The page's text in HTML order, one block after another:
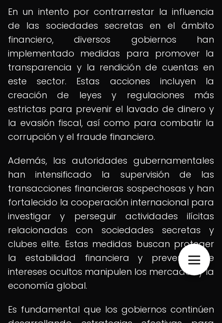
En un intento por contrarrestar la influencia
de las sociedades secretas en el ámbito
financiero, diversos gobiernos han
implementado medidas para promover la
transparencia y la rendición de cuentas en
este sector. Estas acciones incluyen la
creación de leyes y regulaciones más
estrictas para prevenir el lavado de dinero y
la evasión fiscal, así como para combatir la
corrupción y el fraude financiero.
Además, las autoridades gubernamentales
han intensificado la supervisión de las
transacciones financieras sospechosas y han
fortalecido la cooperación internacional para
investigar y perseguir actividades ilícitas
relacionadas con sociedades secretas y
clubes elite. Estas medidas buscan proteger
la estabilidad financiera y prevenir que
intereses ocultos manipulen los mercados y la
economía global.
Es fundamental que los gobiernos continúen